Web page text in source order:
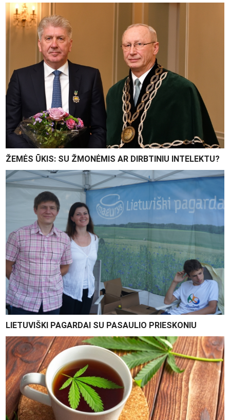
ŽEMĖS ŪKIS: SU ŽMONĖMIS AR DIRBTINIU INTELEKTU?
LIETUVIŠKI PAGARDAI SU PASAULIO PRIESKONIU